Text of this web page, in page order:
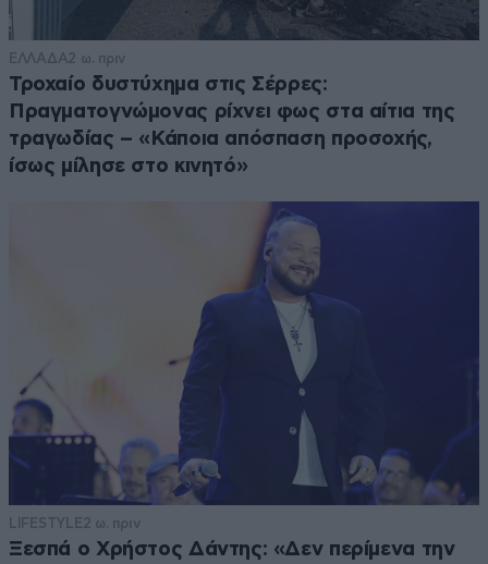
ΕΛΛΑΔΑ2 ω. πριν
Τροχαίο δυστύχημα στις Σέρρες:
Πραγματογνώμονας ρίχνει φως στα αίτια της
τραγωδίας – «Κάποια απόσπαση προσοχής,
ίσως μίλησε στο κινητό»
LIFESTYLE 2 ω. πριν
Ξεσπά ο Χρήστος Δάντης: «Δεν περίμενα την